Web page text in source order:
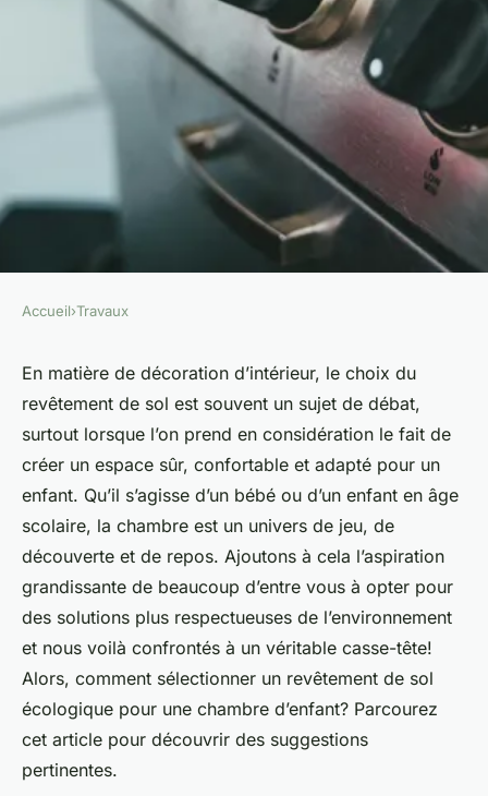
Comment sélectionner un
revêtement de sol écologique
pour une chambre d'enfant?
Aaron•7 octobre 2024 •6 min de lecture
Accueil›Travaux
En matière de décoration d’intérieur, le choix du
revêtement de sol est souvent un sujet de débat,
surtout lorsque l’on prend en considération le fait de
créer un espace sûr, confortable et adapté pour un
enfant. Qu’il s’agisse d’un bébé ou d’un enfant en âge
scolaire, la chambre est un univers de jeu, de
découverte et de repos. Ajoutons à cela l’aspiration
grandissante de beaucoup d’entre vous à opter pour
des solutions plus respectueuses de l’environnement
et nous voilà confrontés à un véritable casse-tête!
Alors, comment sélectionner un revêtement de sol
écologique pour une chambre d’enfant? Parcourez
cet article pour découvrir des suggestions
pertinentes.